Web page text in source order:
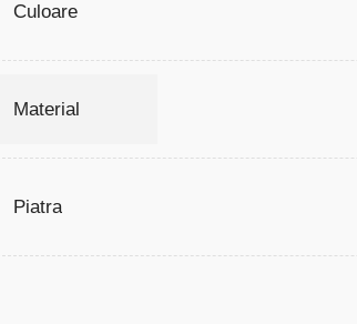
Culoare
Material
Piatra